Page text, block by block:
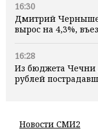
16:30
Дмитрий
вырос на 4,3%,
16:28
Из бюджета Чечни
рублей
Новости СМИ2